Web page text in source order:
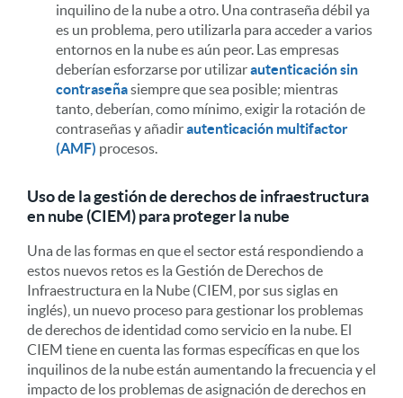
inquilino de la nube a otro. Una contraseña débil ya
es un problema, pero utilizarla para acceder a varios
entornos en la nube es aún peor. Las empresas
deberían esforzarse por utilizarautenticación sin
contraseñasiempre que sea posible; mientras
tanto, deberían, como mínimo, exigir la rotación de
contraseñas y añadirautenticación multifactor
(AMF) procesos.
Uso de la gestión de derechos de infraestructura
en nube (CIEM) para proteger la nube
Una de las formas en que el sector está respondiendo a
estos nuevos retos es la Gestión de Derechos de
Infraestructura en la Nube (CIEM, por sus siglas en
inglés), un nuevo proceso para gestionar los problemas
de derechos de identidad como servicio en la nube. El
CIEM tiene en cuenta las formas específicas en que los
inquilinos de la nube están aumentando la frecuencia y el
impacto de los problemas de asignación de derechos en